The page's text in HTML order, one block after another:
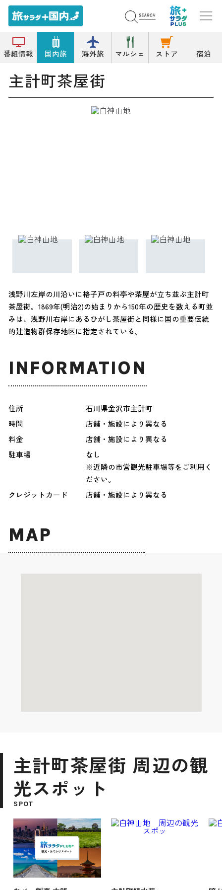
番組情報 国内旅 海外旅 マルシェ ストア 宿泊
トップ 主計町茶屋街
主計町茶屋街
浅野川左岸の川沿いに格子戸の料亭や茶屋が立ち並ぶ主計町
茶屋街。1869年(明治2)の始まりから150年の歴史を数える町並
みは、浅野川右岸にあるひがし茶屋街と同様に国の重要伝統
的建造物群保存地区に指定されている。
INFORMATION
住所
石川県金沢市主計町
時間
店舗・施設により異なる
料金
店舗・施設により異なる
駐車場
なし
※近隣の市営観光駐車場等をご利用く
ださい。
クレジットカード
店舗・施設により異なる
MAP
主計町茶屋街 周辺の観
光スポット
SPOT